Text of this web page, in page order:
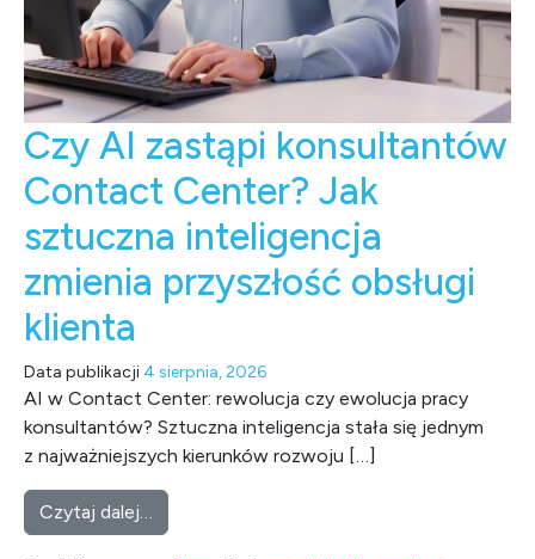
Czy AI zastąpi konsultantów
Contact Center? Jak
sztuczna inteligencja
zmienia przyszłość obsługi
klienta
Data publikacji 4 sierpnia, 2026
AI w Contact Center: rewolucja czy ewolucja pracy
konsultantów? Sztuczna inteligencja stała się jednym
z najważniejszych kierunków rozwoju […]
Czytaj dalej…